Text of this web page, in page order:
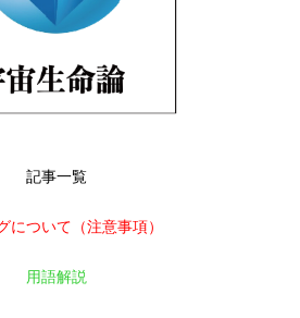
記事一覧
について（注意事項）
用語解説